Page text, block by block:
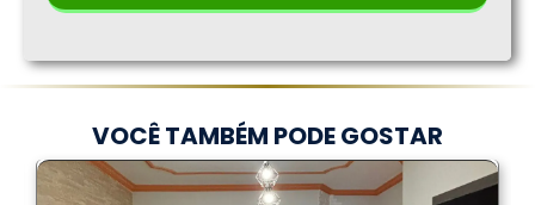
VOCÊ TAMBÉM PODE GOSTAR